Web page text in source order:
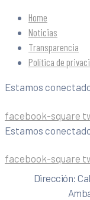
Home
Noticias
Transparencia
Política de
Estamos
facebook-square
Estamos
facebook-square
Dirección: